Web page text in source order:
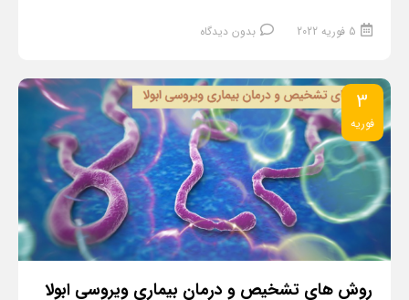
5 فوریه 2022 بدون دیدگاه
ادامه مطلب
3
فوریه
روش های تشخیص و درمان بیماری ویروسی ابولا